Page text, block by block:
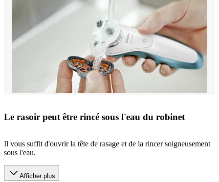
Le rasoir peut être rincé sous l'eau du robinet
Il vous suffit d'ouvrir la tête de rasage et de la rincer soigneusement
sous l'eau.
Afficher plus